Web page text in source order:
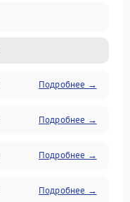
Подробнее →
Подробнее →
Подробнее →
Подробнее →